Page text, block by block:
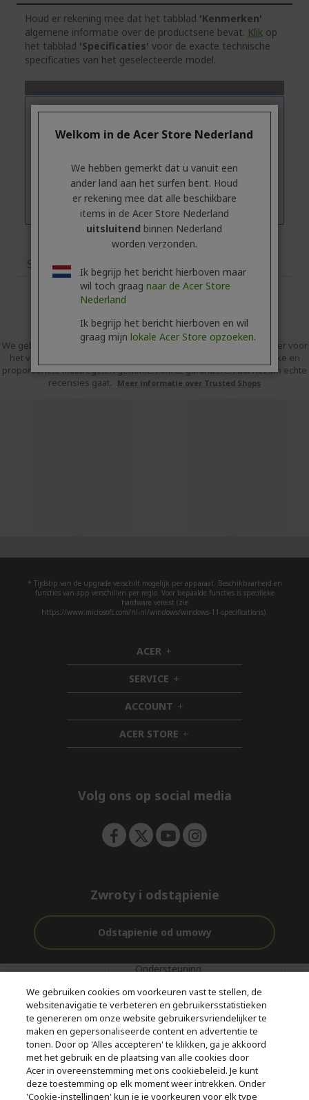
Houd er rekening mee dat het tabblad 'Kenmerken'
algemene informatie over de productserie bevat. Klik op
het tabblad 'Specificaties' voor de exacte technische
specificaties van het geselecteerde model.
Specificaties
We gebruiken Trusted Shops als een onafhankelijke dienstverlener voor
het verzamelen van beoordelingen. Trusted Shops heeft redelijke en
proportionele maatregelen genomen om te garanderen dat het om echte
recensies gaat.
Meer informatie over Trusted Shops
* Tijdstip van de upgrade verschilt mogelijk per apparaat. Beschikbaarheid en
functies van app verschillen per regio. Voor bepaalde functies is specifieke
hardware vereist (zie
https://www.microsoft.com/nl-nl/windows/windows-11-specifications).
ACER h
i
d
d
e
n
SERVICE h
i
d
d
e
n
ACCOUNT h
i
d
d
ACER STORE h
i
e
Volg ons op social media
Zwroty i odstąpienie
Odstąpienie od umowy
Gratis
bezorging
Ondersteuning
aankoop
Met 0%
Rente
© 2026 Acer Inc.
CPYou BV is de erkende reseller van de producten en diensten die
in deze winkel worden aangeboden.
We gebruiken cookies om voorkeuren vast te stellen, de
websitenavigatie te verbeteren en gebruikersstatistieken
te genereren om onze website gebruikersvriendelijker te
maken en gepersonaliseerde content en advertentie te
tonen. Door op 'Alles accepteren' te klikken, ga je akkoord
met het gebruik en de plaatsing van alle cookies door
Acer in overeenstemming met ons cookiebeleid. Je kunt
deze toestemming op elk moment weer intrekken. Onder
'Cookie-instellingen' kun je je voorkeuren voor elk type
Welkom in de Acer Store Nederland
We hebben gemerkt dat u vanuit een
ander land aan het surfen bent. Houd
er rekening mee dat alle beschikbare
items in de Acer Store Nederland
uitsluitend binnen Nederland
worden verzonden.
Ik begrijp het bericht hierboven maar
wil toch graag naar de Acer Store
Nederland
Ik begrijp het bericht hierboven en wil
graag mijn lokale Acer Store opzoeken.